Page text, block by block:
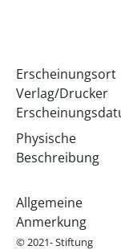
Erscheinungsort
Verlag/Drucker
Physische
Beschreibung
Allgemeine
Anmerkung
© 2021- Stiftung